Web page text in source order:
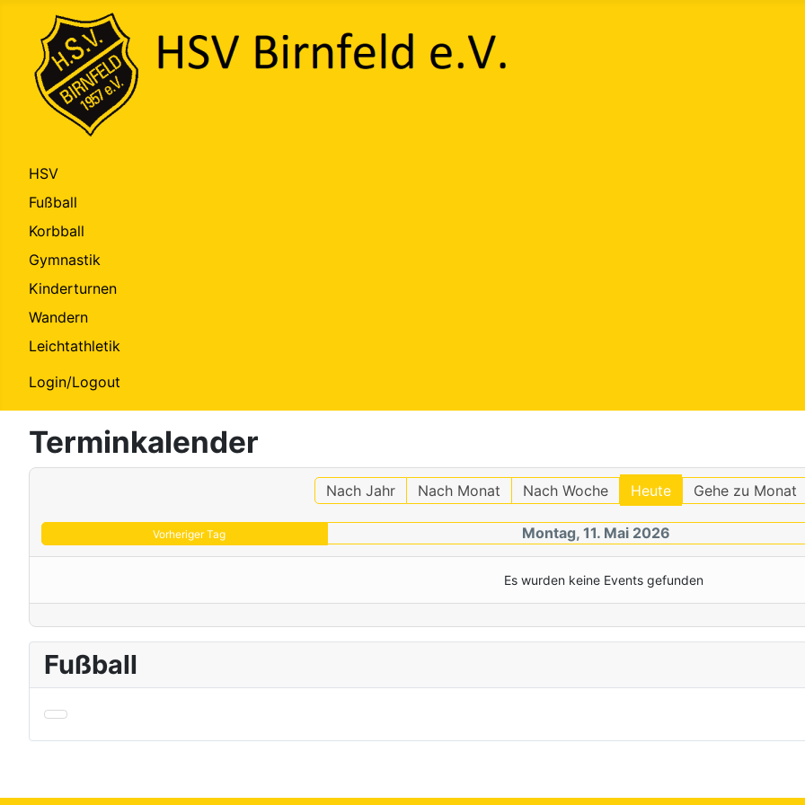
HSV
Fußball
Korbball
Gymnastik
Kinderturnen
Wandern
Leichtathletik
Login/Logout
Terminkalender
Nach Jahr Nach Monat Nach Woche Heute Gehe zu Monat
Vorheriger Tag Montag, 11. Mai 2026
Es wurden keine Events gefunden
Fußball